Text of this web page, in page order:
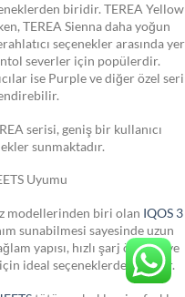
biridir. TEREA Yellow
TEREA Sienna daha yoğun
seçenekler arasında yer
severler için popülerdir.
ise Purple ve diğer özel seri
serisi, geniş bir kullanıcı
sunmaktadır.
Uyumu
modellerinden biri olan IQOS 3
sunabilmesi sayesinde uzun
yapısı, hızlı şarj özelliği ve
ideal seçeneklerden biridir.